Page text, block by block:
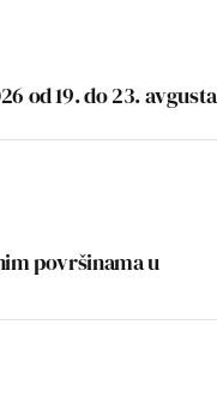
od 19. do 23. avgusta
površinama u